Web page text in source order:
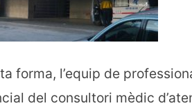
forma, l’equip de
del consultori mèdic